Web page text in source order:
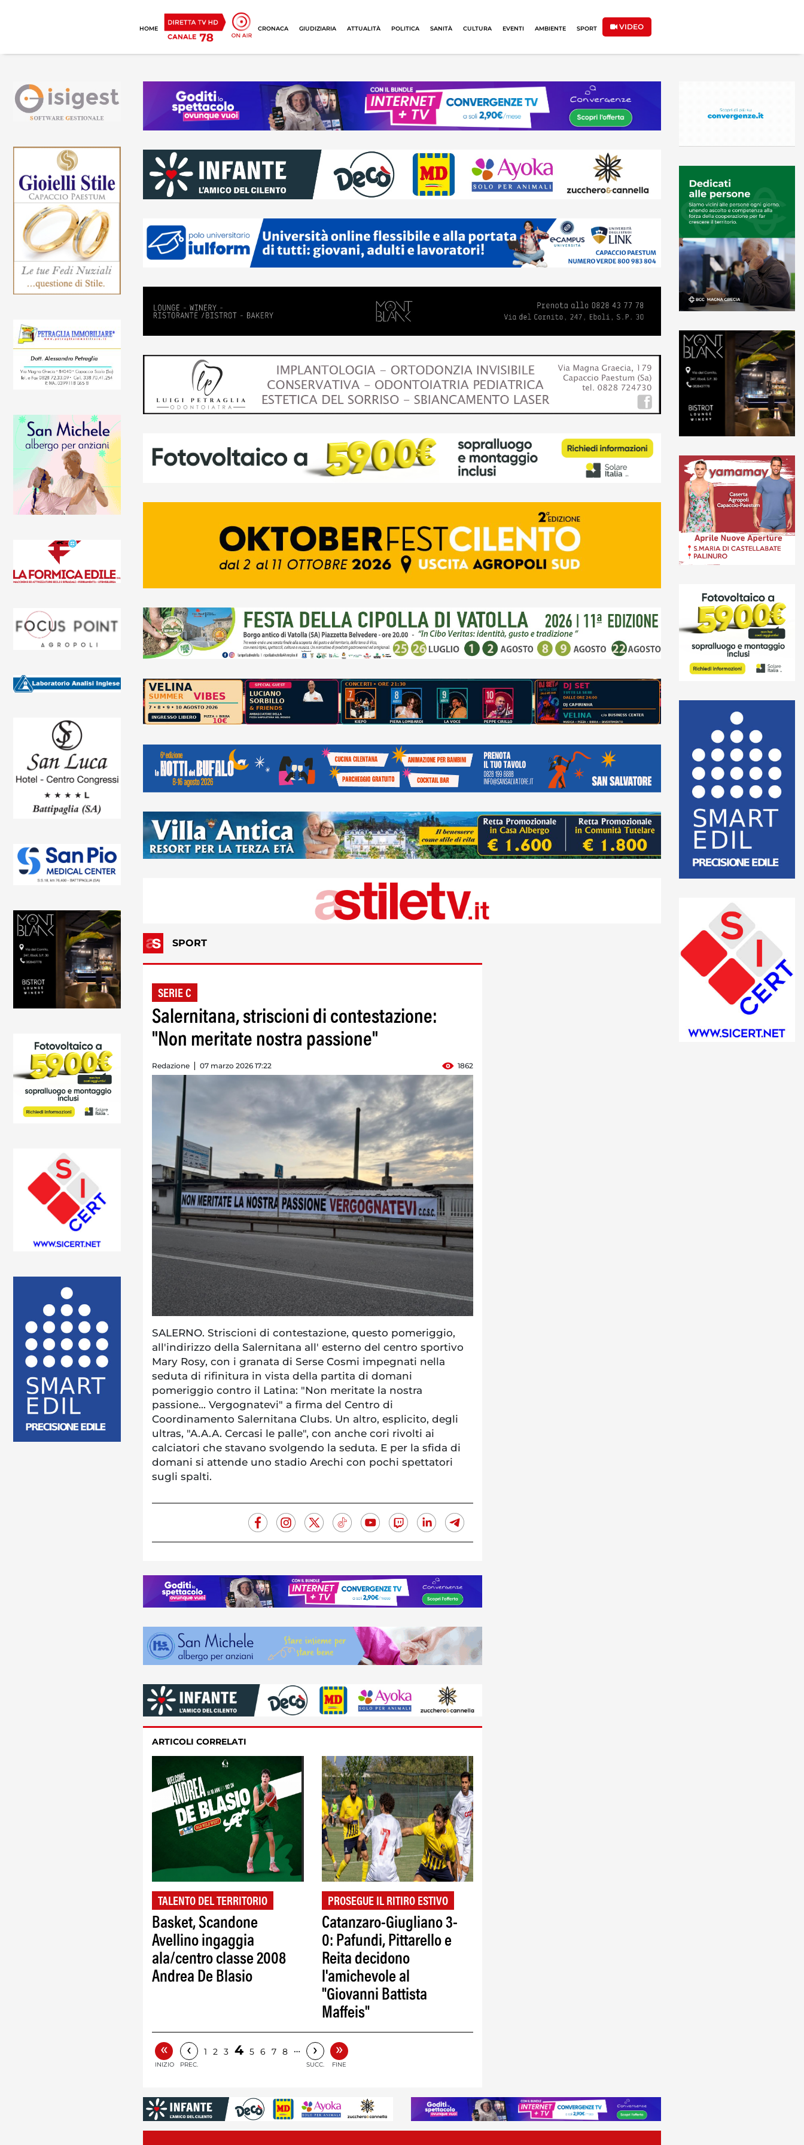
HOME CRONACA GIUDIZIARIA ATTUALITÀ POLITICA SANITÀ CULTURA EVENTI AMBIENTE SPORT VIDEO
SPORT
SERIE C
Salernitana, striscioni di contestazione:
"Non meritate nostra passione"
Redazione 07 marzo 2026 17:22 1862
SALERNO. Striscioni di contestazione, questo pomeriggio,
all'indirizzo della Salernitana all' esterno del centro sportivo
Mary Rosy, con i granata di Serse Cosmi impegnati nella
seduta di rifinitura in vista della partita di domani
pomeriggio contro il Latina: "Non meritate la nostra
passione... Vergognatevi" a firma del Centro di
Coordinamento Salernitana Clubs. Un altro, esplicito, degli
ultras, "A.A.A. Cercasi le palle", con anche cori rivolti ai
calciatori che stavano svolgendo la seduta. E per la sfida di
domani si attende uno stadio Arechi con pochi spettatori
sugli spalti.
ARTICOLI CORRELATI
TALENTO DEL TERRITORIO
Basket, Scandone
Avellino ingaggia
ala/centro classe 2008
Andrea De Blasio
PROSEGUE IL RITIRO ESTIVO
Catanzaro-Giugliano 3-
0: Pafundi, Pittarello e
Reita decidono
l'amichevole al
"Giovanni Battista
Maffeis"
«
INIZIO
‹
PREC.
1 2 3 4 5 6 7 8 … ›
SUCC.
»
FINE